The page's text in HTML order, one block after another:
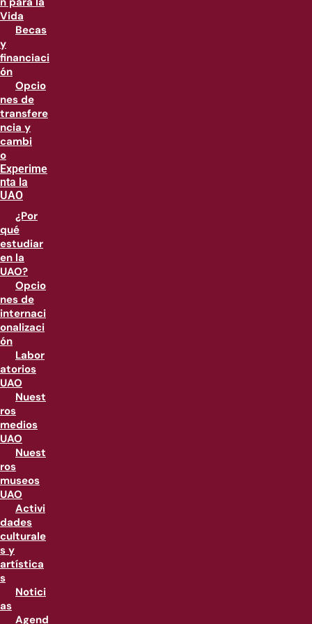
Vida
Becas
y
financiaci
ón
Opcio
nes de
transfere
ncia y
cambi
o
Experime
nta la
UAO
¿Por
qué
estudiar
en la
UAO?
Opcio
nes de
internaci
onalizaci
ón
Labor
atorios
UAO
Nuest
ros
medios
UAO
Nuest
ros
museos
UAO
Activi
dades
culturale
s y
artística
s
Notici
as
Agend